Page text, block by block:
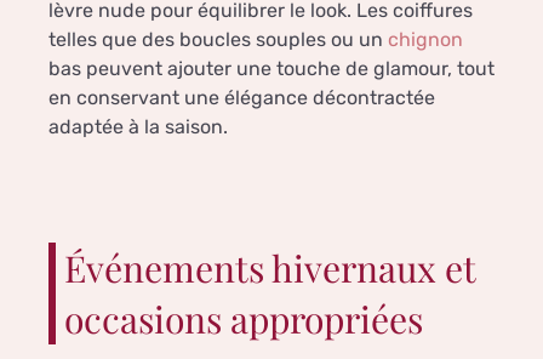
lèvre nude pour équilibrer le look. Les coiffures
telles que des boucles souples ou un chignon
bas peuvent ajouter une touche de glamour, tout
en conservant une élégance décontractée
adaptée à la saison.
Événements hivernaux et
occasions appropriées